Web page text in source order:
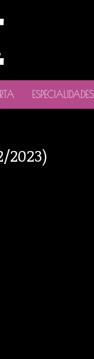
ESPECIALIDADES
2023)